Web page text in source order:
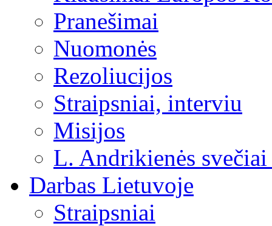
Pranešimai
Nuomonės
Rezoliucijos
Straipsniai, interviu
Misijos
L. Andrikienės
Darbas Lietuvoje
Straipsniai